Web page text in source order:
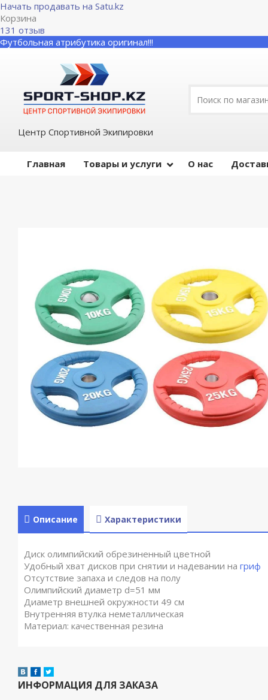
Начать продавать на Satu.kz
Корзина
131 отзыв
Футбольная атрибутика оригинал!!!
Центр Спортивной Экипировки
Главная Товары и услуги О нас
Описание Характеристики
Диск олимпийский обрезиненный цветной
Удобный хват дисков при снятии и надевании на гриф
Отсутствие запаха и следов на полу
Олимпийский диаметр d=51 мм
Диаметр внешней окружности 49 см
Внутренняя втулка неметаллическая
Материал: качественная резина
ИНФОРМАЦИЯ ДЛЯ ЗАКАЗА